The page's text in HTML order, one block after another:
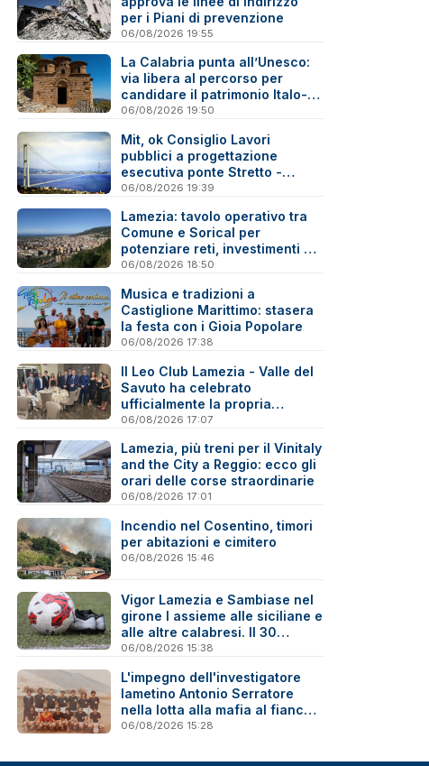
per i Piani di prevenzione
06/08/2026 19:55
La Calabria punta all’Unesco:
via libera al percorso per
candidare il patrimonio Italo-
Greco medievale
06/08/2026 19:50
Mit, ok Consiglio Lavori
pubblici a progettazione
esecutiva ponte Stretto -
Reazioni
06/08/2026 19:39
Lamezia: tavolo operativo tra
Comune e Sorical per
potenziare reti, investimenti e
manutenzione
06/08/2026 18:50
Musica e tradizioni a
Castiglione Marittimo: stasera
la festa con i Gioia Popolare
06/08/2026 17:38
Il Leo Club Lamezia - Valle del
Savuto ha celebrato
ufficialmente la propria
riattivazione
06/08/2026 17:07
Lamezia, più treni per il Vinitaly
and the City a Reggio: ecco gli
orari delle corse straordinarie
06/08/2026 17:01
Incendio nel Cosentino, timori
per abitazioni e cimitero
06/08/2026 15:46
Vigor Lamezia e Sambiase nel
girone I assieme alle siciliane e
alle altre calabresi. Il 30
agosto stracittadina di Coppa
06/08/2026 15:38
L'impegno dell'investigatore
lametino Antonio Serratore
nella lotta alla mafia al fianco
di Ninni Cassarà
06/08/2026 15:28